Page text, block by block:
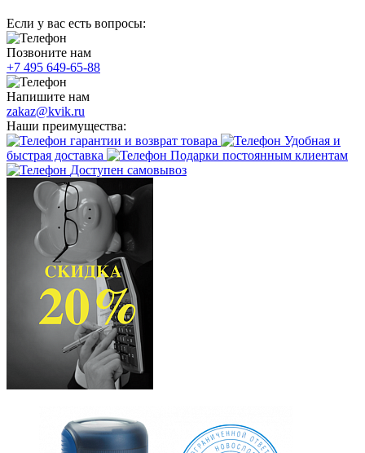
Если у вас есть вопросы:
Позвоните нам
+7 495 649-65-88
Напишите нам
zakaz@kvik.ru
Наши преимущества:
гарантии и возврат товара
Удобная и
быстрая доставка
Подарки постоянным клиентам
Доступен самовывоз